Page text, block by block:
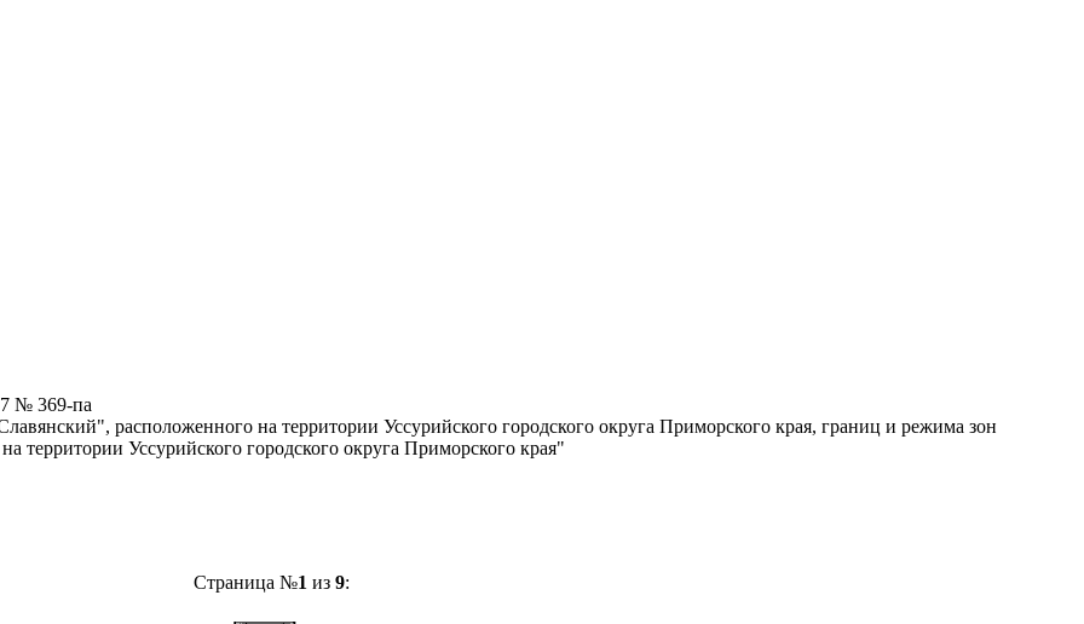
№ 369-па
расположенного на территории Уссурийского городского округа Приморского края, границ и режима зон
территории Уссурийского городского округа Приморского края"
Страница №1 из 9: